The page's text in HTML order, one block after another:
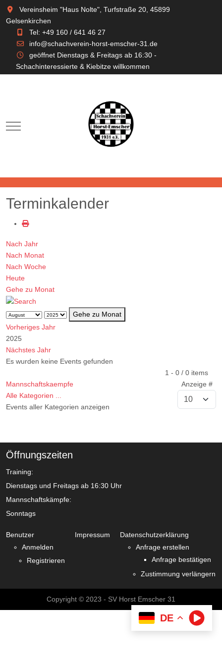
Vereinsheim "Haus Nolte", Turfstraße 20, 45899
Gelsenkirchen
Tel: +49 160 / 641 46 27
info@schachverein-horst-emscher-31.de
geöffnet Dienstags & Freitags ab 16:30 -
Schachinteressierte & Kiebitze willkommen
DE
Mobile Menu Toggle
Terminkalender
Nach Jahr
Nach Monat
Nach Woche
Heute
Gehe zu Monat
Gehe zu Monat
Vorheriges Jahr
2025
Nächstes Jahr
Es wurden keine Events gefunden
1 - 0 / 0 items
Anzeige #
Mannschaftskaempfe
Alle Kategorien ...
Events aller Kategorien anzeigen
Öffnungszeiten
Training:
Dienstags und Freitags ab 16:30 Uhr
Mannschaftskämpfe:
Sonntags
Benutzer
Anmelden
Registrieren
Impressum
Datenschutzerklärung
Anfrage erstellen
Anfrage bestätigen
Zustimmung verlängern
Copyright © 2023 - SV Horst Emscher 31